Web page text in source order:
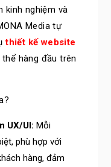
kinh nghiệm và
Media tự
thiết kế website
hàng đầu trên
UX/UI: Mỗi
phù hợp với
hàng, đảm